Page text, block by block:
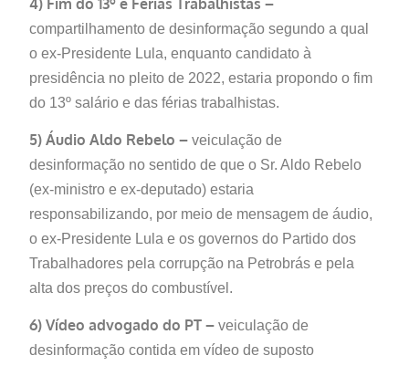
compartilhamento de desinformação segundo a qual
o ex-Presidente Lula, enquanto candidato à
presidência no pleito de 2022, estaria propondo o fim
do 13º salário e das férias trabalhistas.
5) Áudio Aldo Rebelo – veiculação de
desinformação no sentido de que o Sr. Aldo Rebelo
(ex-ministro e ex-deputado) estaria
responsabilizando, por meio de mensagem de áudio,
o ex-Presidente Lula e os governos do Partido dos
Trabalhadores pela corrupção na Petrobrás e pela
alta dos preços do combustível.
6) Vídeo advogado do PT – veiculação de
desinformação contida em vídeo de suposto